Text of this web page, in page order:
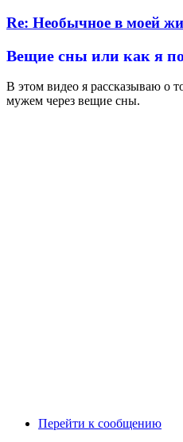
Re: Необычное в моей
Вещие сны или как я
В этом видео я рассказываю о
мужем через вещие сны.
Перейти к сообщению